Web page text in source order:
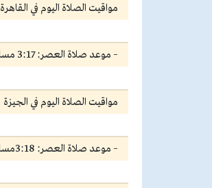
مواقيت الصلاة اليوم في القاهرة
– موعد صلاة العصر: 3:17 مساءً.
مواقيت الصلاة اليوم في الجيزة
– موعد صلاة العصر: 3:18مساءً.